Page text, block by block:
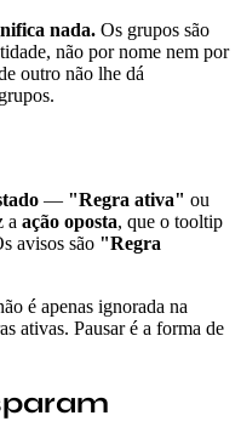
nada. Os grupos são
não por nome nem por
outro não lhe dá
— "Regra ativa" ou
a ação oposta, que o tooltip
avisos são "Regra
é apenas ignorada na
ativas. Pausar é a forma de